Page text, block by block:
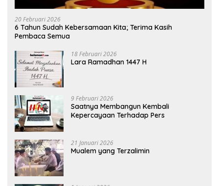
20 Februari 2026
6 Tahun Sudah Kebersamaan Kita; Terima Kasih
Pembaca Semua
18 Februari 2026
Lara Ramadhan 1447 H
9 Februari 2026
Saatnya Membangun Kembali
Kepercayaan Terhadap Pers
21 Januari 2026
Mualem yang Terzalimin